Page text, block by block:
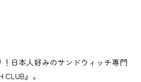
！日本人好みのサンドウィッチ専門
CLUB』。